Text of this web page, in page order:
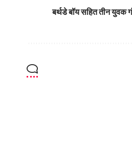
बर्थडे बॉय सहित तीन युवक